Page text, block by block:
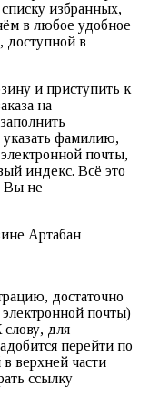
избранных,
в любое удобное
доступной в
и приступить к
на
указать фамилию,
почты,
индекс. Всё это
Вы не
достаточно
почты)
для
перейти по
верхней части
ссылку